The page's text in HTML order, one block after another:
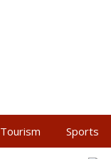
Tourism Sports